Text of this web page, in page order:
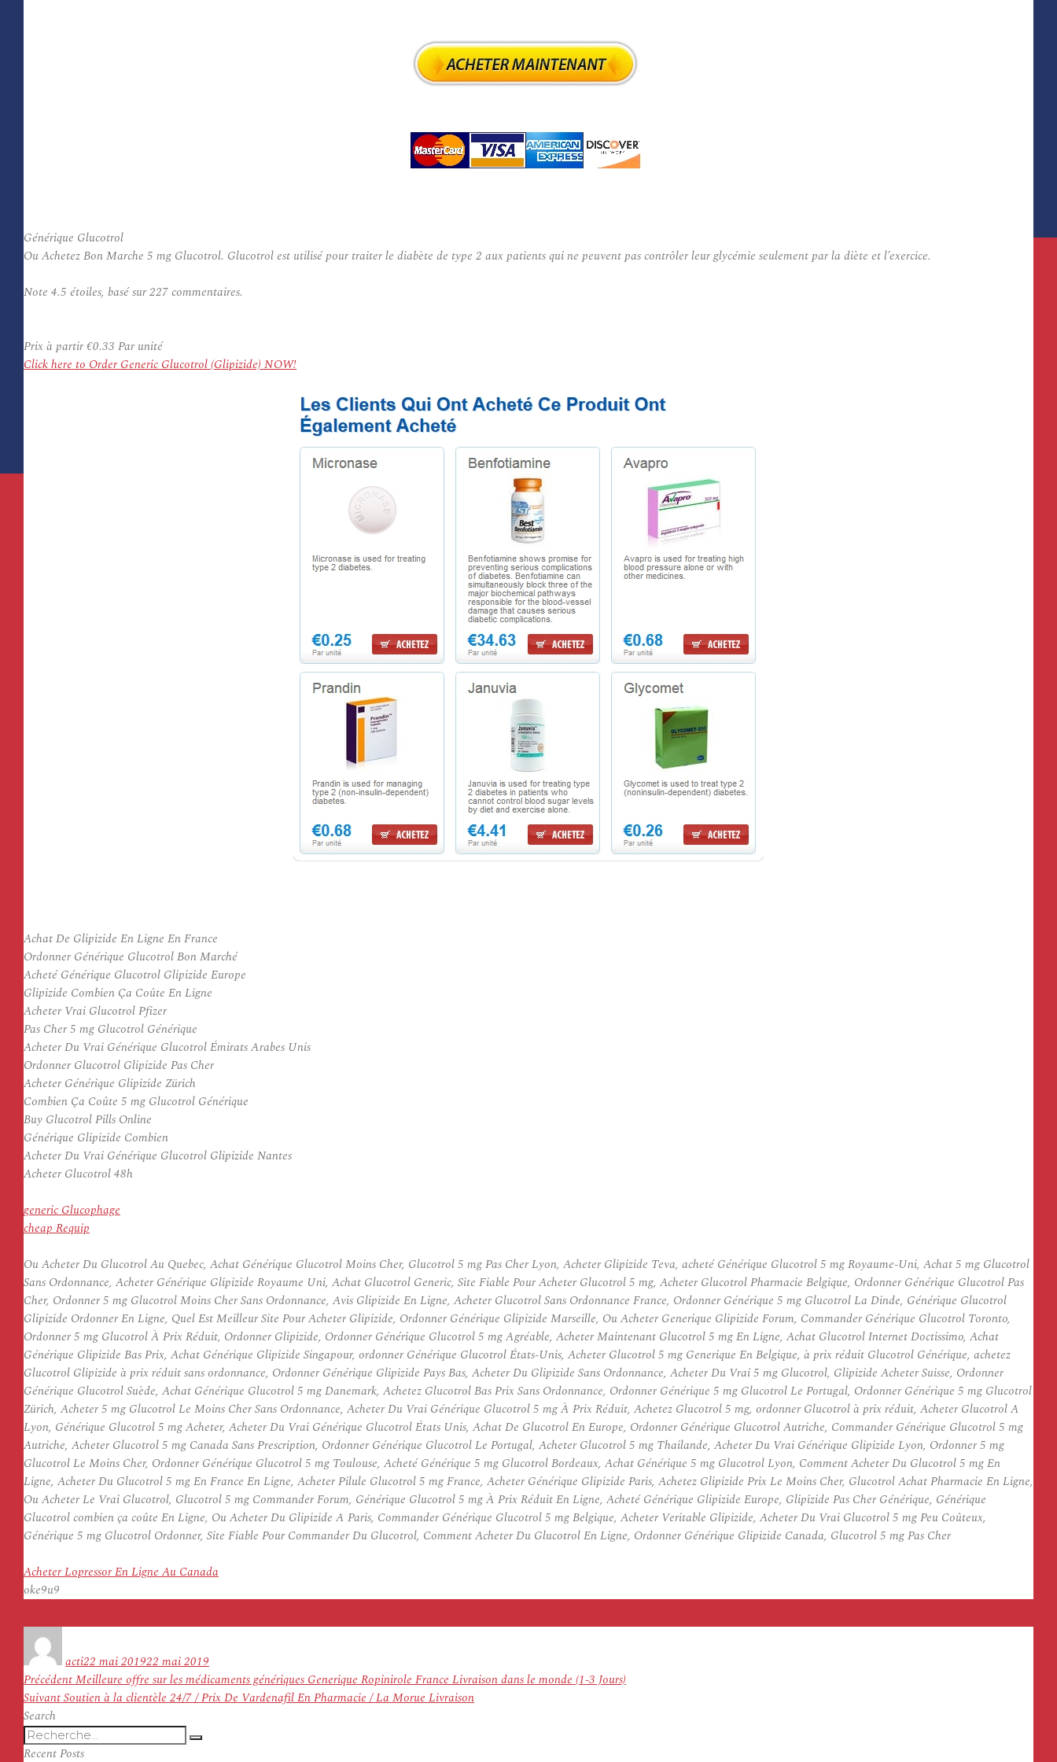
Générique Glucotrol
Ou Achetez Bon Marche 5 mg Glucotrol. Glucotrol est utilisé pour traiter le diabète de type 2 aux patients qui ne peuvent pas contrôler leur glycémie seulement par la diète et l’exercice.
Note 4.5 étoiles, basé sur227commentaires.
Prix à partir€0.33 Par unité
Click here to Order Generic Glucotrol (Glipizide) NOW!
Achat De Glipizide En Ligne En France
Ordonner Générique Glucotrol Bon Marché
Acheté Générique Glucotrol Glipizide Europe
Glipizide Combien Ça Coûte En Ligne
Acheter Vrai Glucotrol Pfizer
Pas Cher 5 mg Glucotrol Générique
Acheter Du Vrai Générique Glucotrol Émirats Arabes Unis
Ordonner Glucotrol Glipizide Pas Cher
Acheter Générique Glipizide Zürich
Combien Ça Coûte 5 mg Glucotrol Générique
Buy Glucotrol Pills Online
Générique Glipizide Combien
Acheter Du Vrai Générique Glucotrol Glipizide Nantes
Acheter Glucotrol 48h
generic Glucophage
cheap Requip
Ou Acheter Du Glucotrol Au Quebec, Achat Générique Glucotrol Moins Cher, Glucotrol 5 mg Pas Cher Lyon, Acheter Glipizide Teva, acheté Générique Glucotrol 5 mg Royaume-Uni, Achat 5 mg Glucotrol
Sans Ordonnance, Acheter Générique Glipizide Royaume Uni, Achat Glucotrol Generic, Site Fiable Pour Acheter Glucotrol 5 mg, Acheter Glucotrol Pharmacie Belgique, Ordonner Générique Glucotrol Pas
Cher, Ordonner 5 mg Glucotrol Moins Cher Sans Ordonnance, Avis Glipizide En Ligne, Acheter Glucotrol Sans Ordonnance France, Ordonner Générique 5 mg Glucotrol La Dinde, Générique Glucotrol
Glipizide Ordonner En Ligne, Quel Est Meilleur Site Pour Acheter Glipizide, Ordonner Générique Glipizide Marseille, Ou Acheter Generique Glipizide Forum, Commander Générique Glucotrol Toronto,
Ordonner 5 mg Glucotrol À Prix Réduit, Ordonner Glipizide, Ordonner Générique Glucotrol 5 mg Agréable, Acheter Maintenant Glucotrol 5 mg En Ligne, Achat Glucotrol Internet Doctissimo, Achat
Générique Glipizide Bas Prix, Achat Générique Glipizide Singapour, ordonner Générique Glucotrol États-Unis, Acheter Glucotrol 5 mg Generique En Belgique, à prix réduit Glucotrol Générique, achetez
Glucotrol Glipizide à prix réduit sans ordonnance, Ordonner Générique Glipizide Pays Bas, Acheter Du Glipizide Sans Ordonnance, Acheter Du Vrai 5 mg Glucotrol, Glipizide Acheter Suisse, Ordonner
Générique Glucotrol Suède, Achat Générique Glucotrol 5 mg Danemark, Achetez Glucotrol Bas Prix Sans Ordonnance, Ordonner Générique 5 mg Glucotrol Le Portugal, Ordonner Générique 5 mg Glucotrol
Zürich, Acheter 5 mg Glucotrol Le Moins Cher Sans Ordonnance, Acheter Du Vrai Générique Glucotrol 5 mg À Prix Réduit, Achetez Glucotrol 5 mg, ordonner Glucotrol à prix réduit, Acheter Glucotrol A
Lyon, Générique Glucotrol 5 mg Acheter, Acheter Du Vrai Générique Glucotrol États Unis, Achat De Glucotrol En Europe, Ordonner Générique Glucotrol Autriche, Commander Générique Glucotrol 5 mg
Autriche, Acheter Glucotrol 5 mg Canada Sans Prescription, Ordonner Générique Glucotrol Le Portugal, Acheter Glucotrol 5 mg Thailande, Acheter Du Vrai Générique Glipizide Lyon, Ordonner 5 mg
Glucotrol Le Moins Cher, Ordonner Générique Glucotrol 5 mg Toulouse, Acheté Générique 5 mg Glucotrol Bordeaux, Achat Générique 5 mg Glucotrol Lyon, Comment Acheter Du Glucotrol 5 mg En
Ligne, Acheter Du Glucotrol 5 mg En France En Ligne, Acheter Pilule Glucotrol 5 mg France, Acheter Générique Glipizide Paris, Achetez Glipizide Prix Le Moins Cher, Glucotrol Achat Pharmacie En Ligne,
Ou Acheter Le Vrai Glucotrol, Glucotrol 5 mg Commander Forum, Générique Glucotrol 5 mg À Prix Réduit En Ligne, Acheté Générique Glipizide Europe, Glipizide Pas Cher Générique, Générique
Glucotrol combien ça coûte En Ligne, Ou Acheter Du Glipizide A Paris, Commander Générique Glucotrol 5 mg Belgique, Acheter Veritable Glipizide, Acheter Du Vrai Glucotrol 5 mg Peu Coûteux,
Générique 5 mg Glucotrol Ordonner, Site Fiable Pour Commander Du Glucotrol, Comment Acheter Du Glucotrol En Ligne, Ordonner Générique Glipizide Canada, Glucotrol 5 mg Pas Cher
Acheter Lopressor En Ligne Au Canada
oke9u9
actile
22 mai 201922 mai 2019
Navigation
de
l’article
PrécédentArticle
précédent :
Meilleure offre sur les médicaments génériques Generique Ropinirole France Livraison dans le monde (1-3 Jours)
SuivantArticle
Soutien à la clientèle 24/7 / Prix De Vardenafil En Pharmacie / La Morue Livraison
Search
Recherche
pour
Recherche
Recent Posts